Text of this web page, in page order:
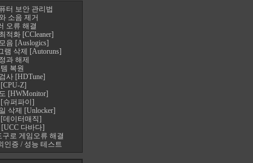
터 보안 관리법
소음 제거
오류 해결
적화 [CCleaner]
음 [Auslogics]
램 삭제 [Autoruns]
과 해제
복원
사 [HDTune]
Z]
[HWMonitor]
슈퍼파이]
삭제 [Unlocker]
데이터매직]
다바다]
로 게임오류 해결
인증 / 성능 테스트